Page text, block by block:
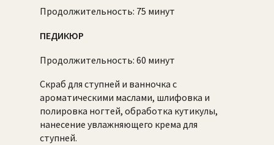
Продолжительность: 75 минут
ПЕДИКЮР
Продолжительность: 60 минут
Скраб для ступней и ванночка с
ароматическими маслами, шлифовка и
полировка ногтей, обработка кутикулы,
нанесение увлажняющего крема для
ступней.